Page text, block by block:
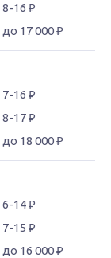
8-16 ₽
до 17 000 ₽
7-16 ₽
8-17 ₽
до 18 000 ₽
6-14 ₽
7-15 ₽
до 16 000 ₽